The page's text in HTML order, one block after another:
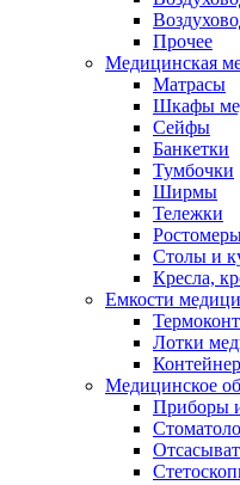
Прочее
Медицинская
Матрасы
Шкафы
Сейфы
Банкетки
Тумбочки
Ширмы
Тележки
Столы и
Кресла,
Емкости
Лотки
Медицинское
Приборы